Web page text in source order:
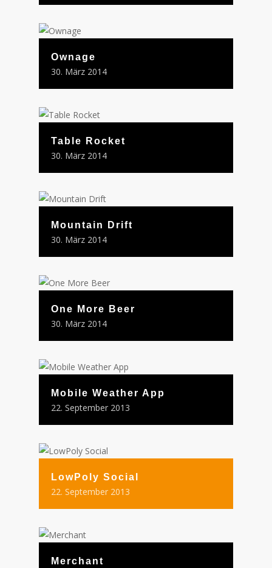
Ownage
30. März 2014
Table Rocket
30. März 2014
Mountain Drift
30. März 2014
One More Beer
30. März 2014
Mobile Weather App
22. September 2013
LowPoly Social
22. September 2013
Merchant